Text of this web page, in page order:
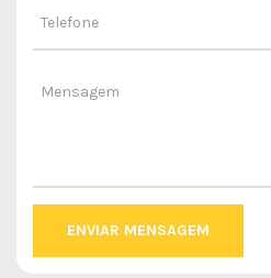
ENVIAR MENSAGEM